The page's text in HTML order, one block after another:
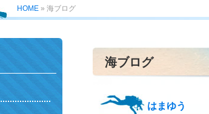
HOME » 海ブログ
海ブログ
はまゆう